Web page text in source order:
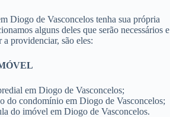
Diogo de Vasconcelos tenha sua própria
alguns deles que serão necessários e
providenciar, são eles:
em Diogo de Vasconcelos;
do condomínio em Diogo de Vasconcelos;
do imóvel em Diogo de Vasconcelos.